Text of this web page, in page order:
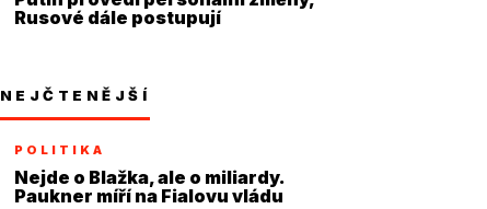
Rusové dále postupují
NEJČTENĚJŠÍ
POLITIKA
Nejde o Blažka, ale o miliardy.
Paukner míří na Fialovu vládu